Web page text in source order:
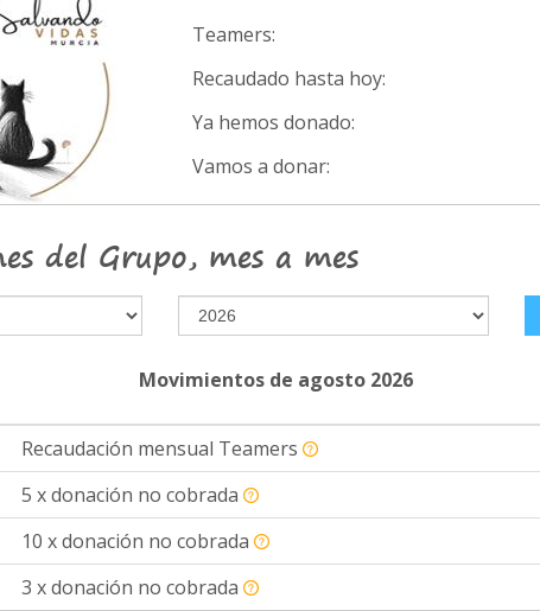
Teamers:
Recaudado hasta hoy:
Ya hemos donado:
Vamos a donar:
del Grupo, mes a mes
Movimientos de agosto 2026
Recaudación mensual Teamers
5 x donación no cobrada
10 x donación no cobrada
3 x donación no cobrada